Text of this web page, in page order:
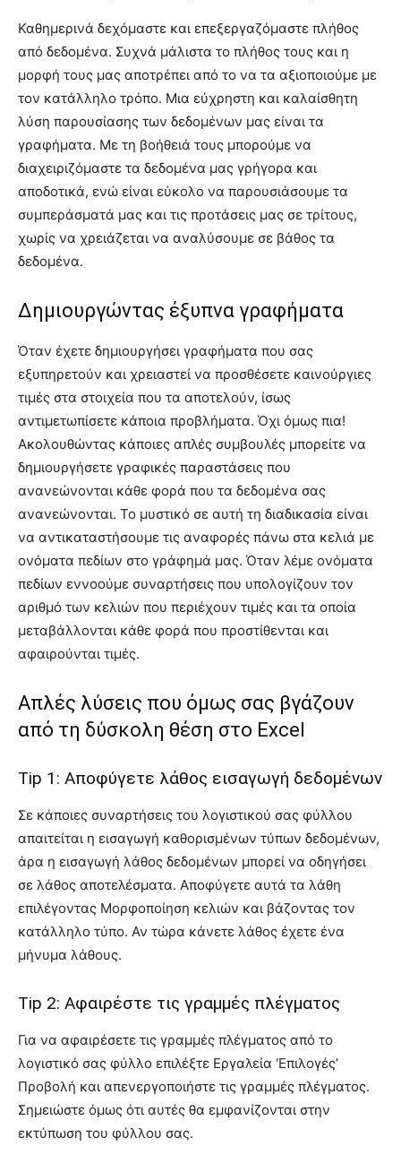
Καθημερινά δεχόμαστε και επεξεργαζόμαστε πλήθος
από δεδομένα. Συχνά μάλιστα το πλήθος τους και η
μορφή τους μας αποτρέπει από το να τα αξιοποιούμε με
τον κατάλληλο τρόπο. Μια εύχρηστη και καλαίσθητη
λύση παρουσίασης των δεδομένων μας είναι τα
γραφήματα. Με τη βοήθειά τους μπορούμε να
διαχειριζόμαστε τα δεδομένα μας γρήγορα και
αποδοτικά, ενώ είναι εύκολο να παρουσιάσουμε τα
συμπεράσματά μας και τις προτάσεις μας σε τρίτους,
χωρίς να χρειάζεται να αναλύσουμε σε βάθος τα
δεδομένα.
Δημιουργώντας έξυπνα γραφήματα
Όταν έχετε δημιουργήσει γραφήματα που σας
εξυπηρετούν και χρειαστεί να προσθέσετε καινούργιες
τιμές στα στοιχεία που τα αποτελούν, ίσως
αντιμετωπίσετε κάποια προβλήματα. Όχι όμως πια!
Ακολουθώντας κάποιες απλές συμβουλές μπορείτε να
δημιουργήσετε γραφικές παραστάσεις που
ανανεώνονται κάθε φορά που τα δεδομένα σας
ανανεώνονται. Το μυστικό σε αυτή τη διαδικασία είναι
να αντικαταστήσουμε τις αναφορές πάνω στα κελιά με
ονόματα πεδίων στο γράφημά μας. Όταν λέμε ονόματα
πεδίων εννοούμε συναρτήσεις που υπολογίζουν τον
αριθμό των κελιών που περιέχουν τιμές και τα οποία
μεταβάλλονται κάθε φορά που προστίθενται και
αφαιρούνται τιμές.
Απλές λύσεις που όμως σας βγάζουν
από τη δύσκολη θέση στο Excel
Tip 1: Αποφύγετε λάθος εισαγωγή δεδομένων
Σε κάποιες συναρτήσεις του λογιστικού σας φύλλου
απαιτείται η εισαγωγή καθορισμένων τύπων δεδομένων,
άρα η εισαγωγή λάθος δεδομένων μπορεί να οδηγήσει
σε λάθος αποτελέσματα. Αποφύγετε αυτά τα λάθη
επιλέγοντας Μορφοποίηση κελιών και βάζοντας τον
κατάλληλο τύπο. Αν τώρα κάνετε λάθος έχετε ένα
μήνυμα λάθους.
Tip 2: Αφαιρέστε τις γραμμές πλέγματος
Για να αφαιρέσετε τις γραμμές πλέγματος από το
λογιστικό σας φύλλο επιλέξτε Εργαλεία ‘Επιλογές’
Προβολή και απενεργοποιήστε τις γραμμές πλέγματος.
Σημειώστε όμως ότι αυτές θα εμφανίζονται στην
εκτύπωση του φύλλου σας.